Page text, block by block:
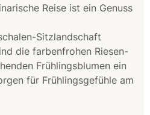
Reise ist ein Genuss
Sitzlandschaft
die farbenfrohen Riesen-
Frühlingsblumen ein
für Frühlingsgefühle am